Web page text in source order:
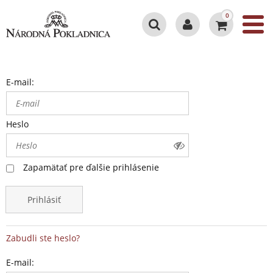
0
E-mail:
Heslo
Zapamätať pre ďalšie prihlásenie
Prihlásiť
Zabudli ste heslo?
E-mail: